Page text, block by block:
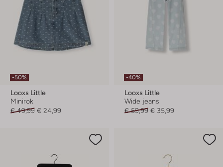
-50%
Looxs Little
Minirok
€ 49,99 € 24,99
-40%
Looxs Little
Wide jeans
€ 59,99 € 35,99